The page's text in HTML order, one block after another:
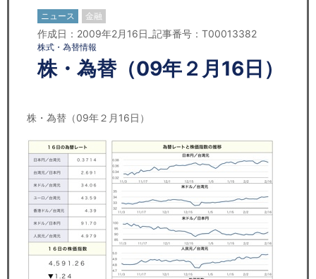
日本人にPR
コンサルティング
経済ニュース
労務顧問
ＩＴ
飲食店情報
ニュース 金融
作成日：2009年2月16日_記事番号：T00013382
株式・為替情報
株・為替（09年２月16日）
株・為替（09年２月16日）